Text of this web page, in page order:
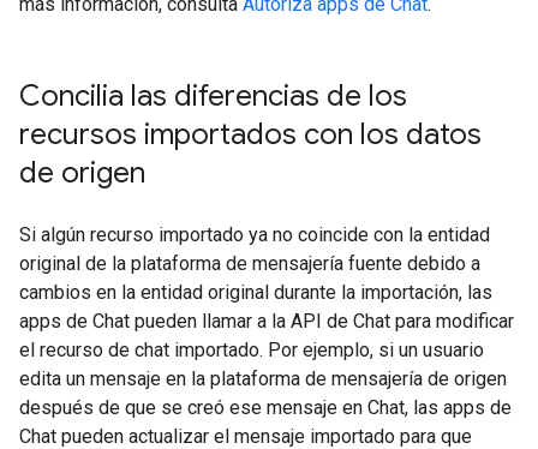
Concilia las diferencias de los
recursos importados con los datos
de origen
Si algún recurso importado ya no coincide con la entidad
original de la plataforma de mensajería fuente debido a
cambios en la entidad original durante la importación, las
apps de Chat pueden llamar a la API de Chat para modificar
el recurso de chat importado. Por ejemplo, si un usuario
edita un mensaje en la plataforma de mensajería de origen
después de que se creó ese mensaje en Chat, las apps de
Chat pueden actualizar el mensaje importado para que